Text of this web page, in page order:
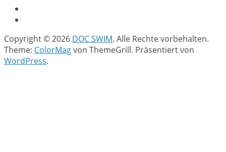
Copyright © 2026 DOC SWIM. Alle Rechte vorbehalten.
Theme: ColorMagvon ThemeGrill. Präsentiert von
WordPress.